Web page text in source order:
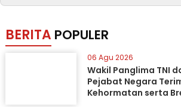
BERITA POPULER
06 Agu 2026
Wakil Panglima TNI
Pejabat Negara
Kehormatan serta